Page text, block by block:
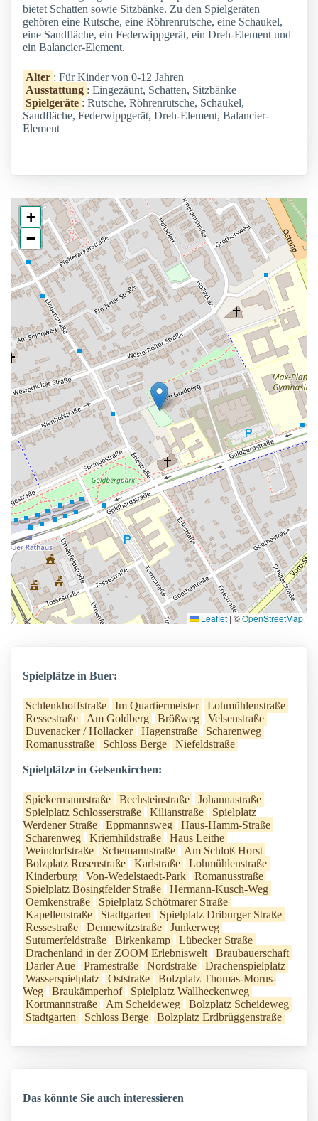
bietet Schatten sowie Sitzbänke. Zu den Spielgeräten
gehören eine Rutsche, eine Röhrenrutsche, eine Schaukel,
eine Sandfläche, ein Federwippgerät, ein Dreh-Element und
ein Balancier-Element.
Alter : Für Kinder von 0-12 Jahren
Ausstattung : Eingezäunt, Schatten, Sitzbänke
Spielgeräte : Rutsche, Röhrenrutsche, Schaukel,
Sandfläche, Federwippgerät, Dreh-Element, Balancier-
Element
+
−
Leaflet | ©OpenStreetMap
Spielplätze in Buer:
Schlenkhoffstraße Im Quartiermeister
Lohmühlenstraße
Ressestraße
Am Goldberg Brößweg
Velsenstraße
Duvenacker / Hollacker
Hagenstraße
Scharenweg
Romanusstraße
Schloss Berge Niefeldstraße
Spielplätze in Gelsenkirchen:
Spiekermannstraße Bechsteinstraße
Johannastraße
Spielplatz Schlosserstraße
Kilianstraße
Spielplatz
Werdener Straße
Eppmannsweg
Haus-Hamm-Straße
Scharenweg
Kriemhildstraße
Haus Leithe
Weindorfstraße
Schemannstraße
Am Schloß Horst
Bolzplatz Rosenstraße
Karlstraße
Lohmühlenstraße
Kinderburg
Von-Wedelstaedt-Park
Romanusstraße
Spielplatz Bösingfelder Straße
Hermann-Kusch-Weg
Oemkenstraße
Spielplatz Schötmarer Straße
Kapellenstraße
Stadtgarten
Spielplatz Driburger Straße
Ressestraße
Dennewitzstraße
Junkerweg
Sutumerfeldstraße
Birkenkamp
Lübecker Straße
Drachenland in der ZOOM Erlebniswelt
Braubauerschaft
Darler Aue
Pramestraße Nordstraße
Drachenspielplatz
Wasserspielplatz
Oststraße
Bolzplatz Thomas-Morus-
Weg
Braukämperhof
Spielplatz Wallheckenweg
Kortmannstraße
Am Scheideweg
Bolzplatz Scheideweg
Stadtgarten
Schloss Berge Bolzplatz Erdbrüggenstraße
Das könnte Sie auch interessieren